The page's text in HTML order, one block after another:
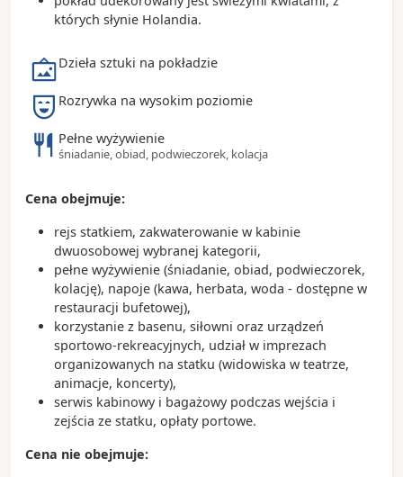
których słynie Holandia.
Dzieła sztuki na pokładzie
Rozrywka na wysokim poziomie
Pełne wyżywienie
śniadanie, obiad, podwieczorek, kolacja
Cena obejmuje:
rejs statkiem, zakwaterowanie w kabinie
dwuosobowej wybranej kategorii,
pełne wyżywienie (śniadanie, obiad, podwieczorek,
kolację), napoje (kawa, herbata, woda - dostępne w
restauracji bufetowej),
korzystanie z basenu, siłowni oraz urządzeń
sportowo-rekreacyjnych, udział w imprezach
organizowanych na statku (widowiska w teatrze,
animacje, koncerty),
serwis kabinowy i bagażowy podczas wejścia i
zejścia ze statku, opłaty portowe.
Cena nie obejmuje: